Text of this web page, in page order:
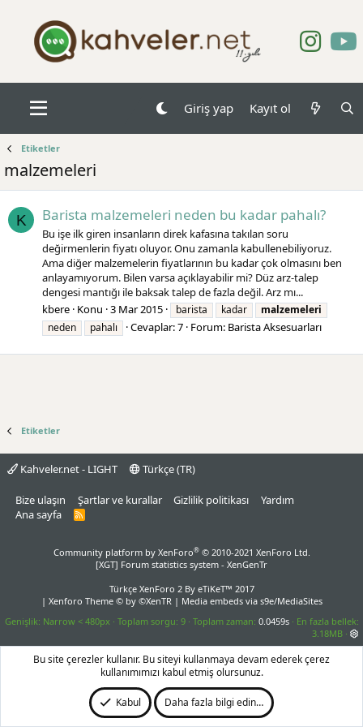
Giriş yap Kayıt ol
Etiketler
malzemeleri
K Barista malzemeleri neden bu kadar pahalı?
Bu işe ilk giren insanların direk kafasına takılan soru
değirmenlerin fiyatı oluyor. Onu zamanla kabullenebiliyoruz.
Ama diğer malzemelerin fiyatlarının bu kadar çok olmasını ben
anlayamıyorum. Bilen varsa açıklayabilir mi? Düz arz-talep
dengesi mantığı ile baksak talep de fazla değil. Arz mı...
kbere Konu 3 Mar 2015 barista kadar
malzemeleri
neden
pahalı Cevaplar: 7 Forum: Barista Aksesuarları
Etiketler
Kahveler.net - LIGHT Türkçe (TR)
Bize ulaşın Şartlar ve kurallar Gizlilik politikası
Yardım
Ana sayfa
R
Community platform by XenForo® © 2010-2021 XenForo Ltd.
[XGT] Forum statistics system - XenGenTr
Türkçe XenForo 2By eTiKeT™ 2017
| Xenforo Theme© by ©XenTR| Media embeds via s9e/MediaSites
Genişlik
Toplam sorgu 9 Toplam zaman 0.0459s
En fazla bellek
3.18MB
Bu site çerezler kullanır. Bu siteyi kullanmaya devam ederek çerez
kullanımımızı kabul etmiş olursunuz.
Kabul Daha fazla bilgi edin…